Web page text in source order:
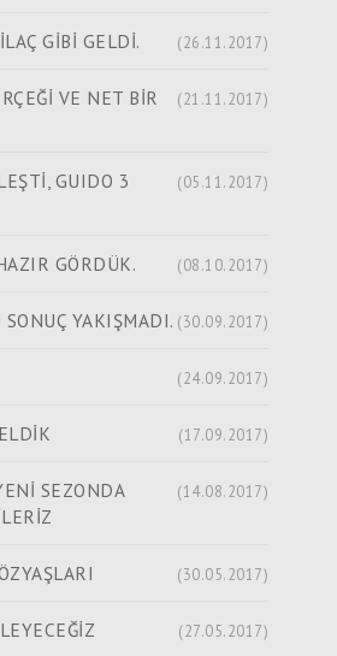
GİBİ GELDİ. (26.11.2017)
VE NET BİR
(21.11.2017)
GUIDO 3
(05.11.2017)
GÖRDÜK. (08.10.2017)
SONUÇ YAKIŞMADI. (30.09.2017)
(24.09.2017)
(17.09.2017)
SEZONDA
(14.08.2017)
(30.05.2017)
(27.05.2017)